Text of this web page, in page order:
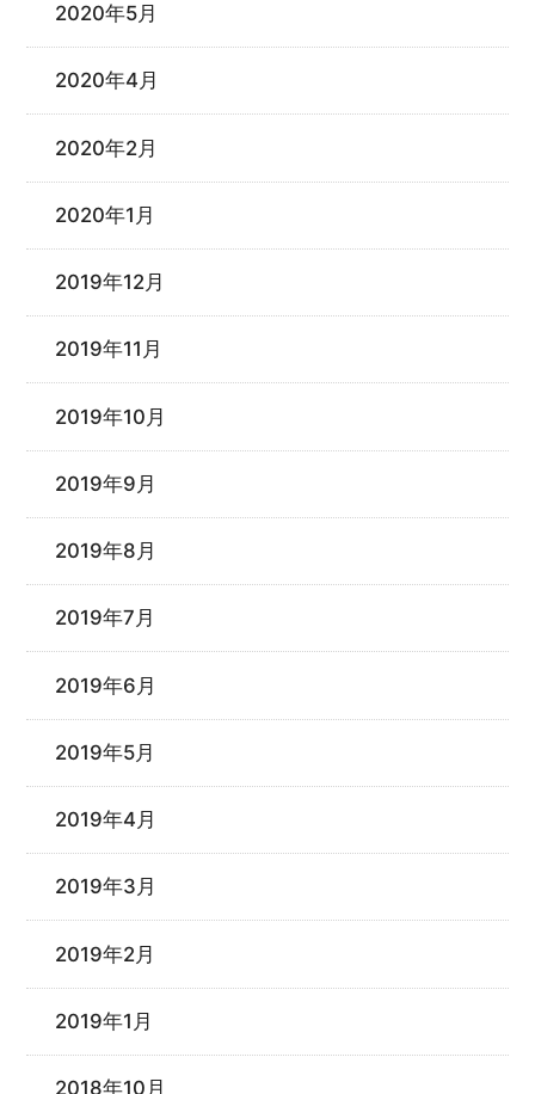
2020年5月
2020年4月
2020年2月
2020年1月
2019年12月
2019年11月
2019年10月
2019年9月
2019年8月
2019年7月
2019年6月
2019年5月
2019年4月
2019年3月
2019年2月
2019年1月
2018年10月